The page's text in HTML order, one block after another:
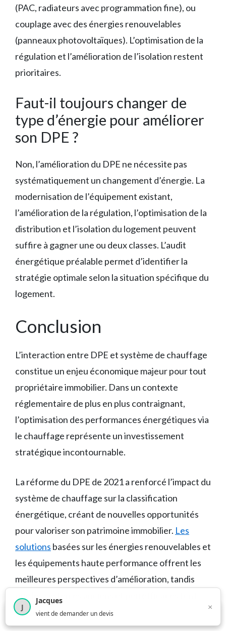
(PAC, radiateurs avec programmation fine), ou
couplage avec des énergies renouvelables
(panneaux photovoltaïques). L’optimisation de la
régulation et l’amélioration de l’isolation restent
prioritaires.
Faut-il toujours changer de
type d’énergie pour améliorer
son DPE ?
Non, l’amélioration du DPE ne nécessite pas
systématiquement un changement d’énergie. La
modernisation de l’équipement existant,
l’amélioration de la régulation, l’optimisation de la
distribution et l’isolation du logement peuvent
suffire à gagner une ou deux classes. L’audit
énergétique préalable permet d’identifier la
stratégie optimale selon la situation spécifique du
logement.
Conclusion
L’interaction entre DPE et système de chauffage
constitue un enjeu économique majeur pour tout
propriétaire immobilier. Dans un contexte
réglementaire de plus en plus contraignant,
l’optimisation des performances énergétiques via
le chauffage représente un investissement
stratégique incontournable.
La réforme du DPE de 2021 a renforcé l’impact du
système de chauffage sur la classification
énergétique, créant de nouvelles opportunités
pour valoriser son patrimoine immobilier. Les
solutions basées sur les énergies renouvelables et
les équipements haute performance offrent les
meilleures perspectives d’amélioration, tandis
face à une dépréciation croissante.
4 209utilisateurs ce mois-ci
J
Jacques
vient de demander un devis
×